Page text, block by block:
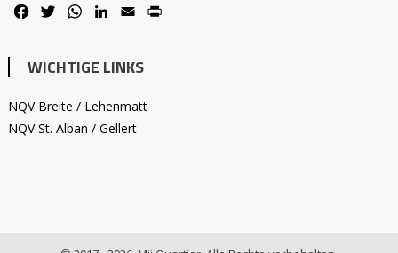
FacebookTwitterWhatsApp
LinkedIn
Email
WICHTIGE LINKS
NQV Breite / Lehenmatt
NQV St. Alban / Gellert